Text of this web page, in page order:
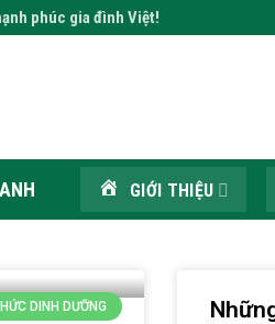
phúc gia đình Việt!
GIỚI THIỆU
DINH DƯỠNG